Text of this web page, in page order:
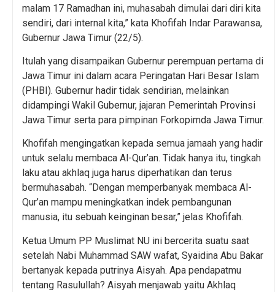
malam 17 Ramadhan ini, muhasabah dimulai dari diri kita
sendiri, dari internal kita,” kata Khofifah Indar Parawansa,
Gubernur Jawa Timur (22/5).
Itulah yang disampaikan Gubernur perempuan pertama di
Jawa Timur ini dalam acara Peringatan Hari Besar Islam
(PHBI). Gubernur hadir tidak sendirian, melainkan
didampingi Wakil Gubernur, jajaran Pemerintah Provinsi
Jawa Timur serta para pimpinan Forkopimda Jawa Timur.
Khofifah mengingatkan kepada semua jamaah yang hadir
untuk selalu membaca Al-Qur’an. Tidak hanya itu, tingkah
laku atau akhlaq juga harus diperhatikan dan terus
bermuhasabah. “Dengan memperbanyak membaca Al-
Qur’an mampu meningkatkan indek pembangunan
manusia, itu sebuah keinginan besar,” jelas Khofifah.
Ketua Umum PP Muslimat NU ini bercerita suatu saat
setelah Nabi Muhammad SAW wafat, Syaidina Abu Bakar
bertanyak kepada putrinya Aisyah. Apa pendapatmu
tentang Rasulullah? Aisyah menjawab yaitu Akhlaq